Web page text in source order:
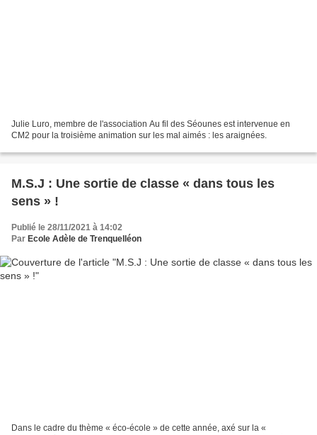
Julie Luro, membre de l'association Au fil des Séounes est intervenue en
CM2 pour la troisième animation sur les mal aimés : les araignées.
M.S.J : Une sortie de classe « dans tous les
sens » !
Publié le 28/11/2021 à 14:02
Par Ecole Adèle de Trenquelléon
Dans le cadre du thème « éco-école » de cette année, axé sur la «